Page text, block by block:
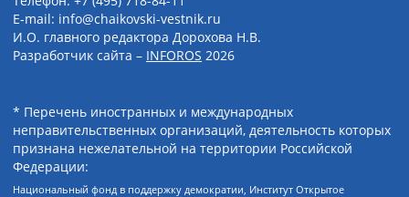
E-mail: info@chaikovski-vestnik.ru
И.О. главного редактора Дорохова Н.В.
Разработчик сайта – INFOROS 2026
* Перечень иностранных и международных
неправительственных организаций, деятельность которых
признана нежелательной на территории Российской
Федерации:
Национальный фонд в поддержку демократии, Институт Открытое